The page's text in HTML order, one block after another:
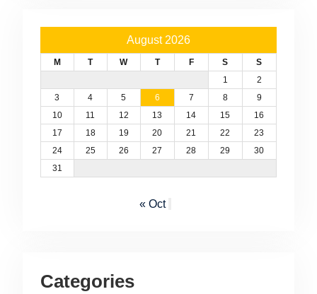
August 2026
M T W T F S
S
1
2
3
4 5 6 7 8
9
10
11 12 13 14 15
16
17
18 19 20 21 22
23
24
25 26 27 28 29
30
31
« Oct
Categories